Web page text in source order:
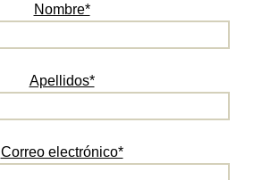
Nombre*
Apellidos*
Correo electrónico*